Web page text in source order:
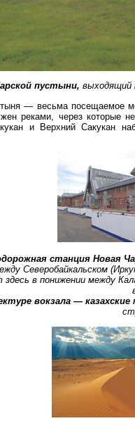
пустыни, выходящий
— весьма посещаемое
реками, через которые
и Верхний Сакукан
станция Новая
Северобайкальском
здесь в понижении между
вокзала —